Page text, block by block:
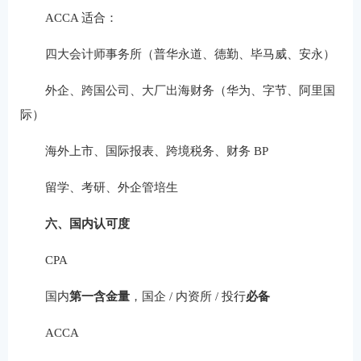
ACCA 适合：
四大会计师事务所（普华永道、德勤、毕马威、安永）
外企、跨国公司、大厂出海财务（华为、字节、阿里国
际）
海外上市、国际报表、跨境税务、财务 BP
留学、考研、外企管培生
六、国内认可度
CPA
国内第一含金量，国企 / 内资所 / 投行必备
ACCA